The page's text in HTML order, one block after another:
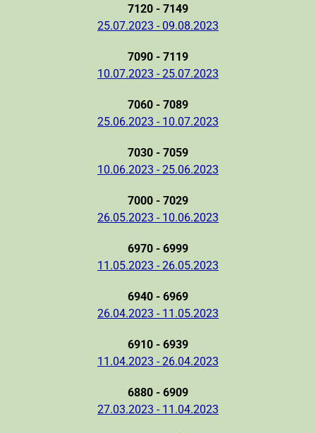
7120 - 7149
25.07.2023 - 09.08.2023
7090 - 7119
10.07.2023 - 25.07.2023
7060 - 7089
25.06.2023 - 10.07.2023
7030 - 7059
10.06.2023 - 25.06.2023
7000 - 7029
26.05.2023 - 10.06.2023
6970 - 6999
11.05.2023 - 26.05.2023
6940 - 6969
26.04.2023 - 11.05.2023
6910 - 6939
11.04.2023 - 26.04.2023
6880 - 6909
27.03.2023 - 11.04.2023